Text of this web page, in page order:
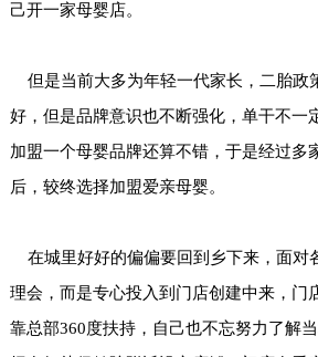
己开一家母婴店。
但是当前大多为年轻一代家长，二胎政
好，但是品牌意识也不断强化，单干不一
加盟一个母婴品牌还算不错，于是经过多
后，较终选择加盟爱亲母婴。
在城里好好的偏偏要回到乡下来，面对
理会，而是专心投入到门店创建中来，门
靠总部360度扶持，自己也不忘努力了解